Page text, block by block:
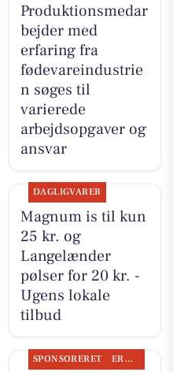
Produktionsmedar
bejder med
erfaring fra
fødevareindustrie
n søges til
varierede
arbejdsopgaver og
ansvar
DAGLIGVARER
Magnum is til kun
25 kr. og
Langelænder
pølser for 20 kr. -
Ugens lokale
tilbud
SPONSORERET ERHVERV